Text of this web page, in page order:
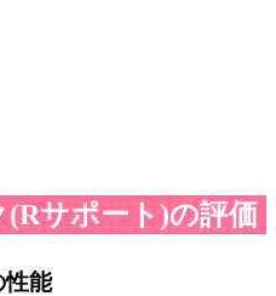
サポート)の評価
性能